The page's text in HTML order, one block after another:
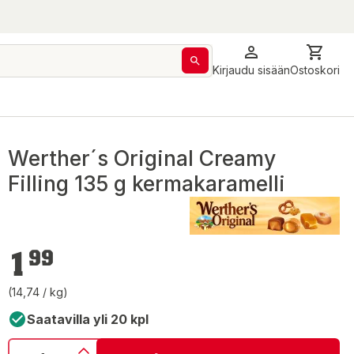
Kirjaudu sisäänOstoskori
Werther´s Original Creamy
Filling 135 g kermakaramelli
1,99 €
1 99
(14,74 / kg)
Saatavilla yli 20 kpl